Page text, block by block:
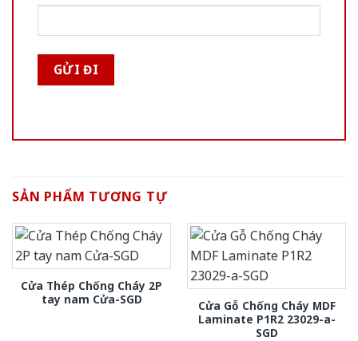
SẢN PHẨM TƯƠNG TỰ
Cửa Thép Chống Cháy 2P
tay nam Cửa-SGD
Cửa Gỗ Chống Cháy MDF
Laminate P1R2 23029-a-
SGD